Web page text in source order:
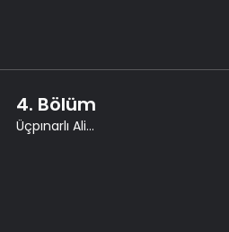
4. Bölüm
Üçpınarlı Ali...